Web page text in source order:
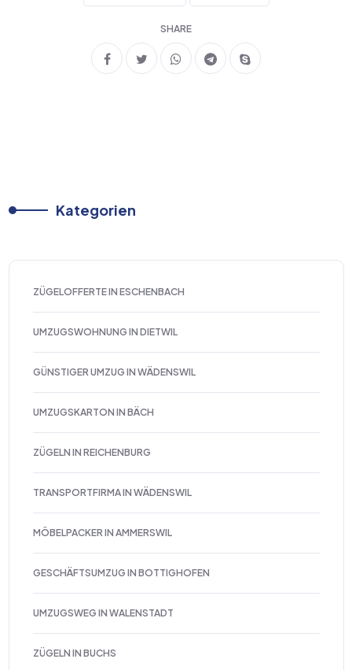
SHARE
Kategorien
ZÜGELOFFERTE IN ESCHENBACH
UMZUGSWOHNUNG IN DIETWIL
GÜNSTIGER UMZUG IN WÄDENSWIL
UMZUGSKARTON IN BÄCH
ZÜGELN IN REICHENBURG
TRANSPORTFIRMA IN WÄDENSWIL
MÖBELPACKER IN AMMERSWIL
GESCHÄFTSUMZUG IN BOTTIGHOFEN
UMZUGSWEG IN WALENSTADT
ZÜGELN IN BUCHS